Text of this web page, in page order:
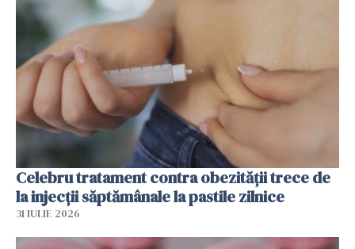
Celebru tratament contra obezității trece de
la injecții săptămânale la pastile zilnice
31 IULIE 2026